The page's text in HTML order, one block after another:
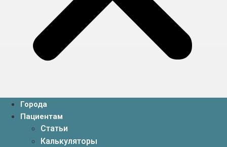
Города
Пациентам
Статьи
Калькуляторы